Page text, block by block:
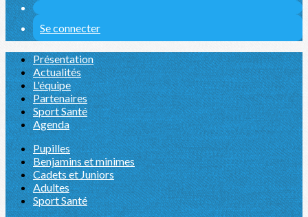
Se connecter
Présentation
Actualités
L'équipe
Partenaires
Sport Santé
Agenda
Pupilles
Benjamins et minimes
Cadets et Juniors
Adultes
Sport Santé